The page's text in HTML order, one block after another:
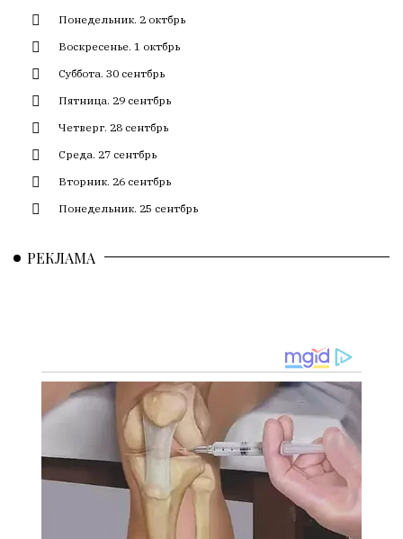
не
кромсает
их
не
искажает
смысл.
Мнение
редакции
обязательным
мнения
публикуются,
даже
принимаются
Понедельник. 2 октбрь
Воскресенье. 1 октбрь
Суббота. 30 сентбрь
Пятница. 29 сентбрь
Четверг. 28 сентбрь
Среда. 27 сентбрь
Вторник. 26 сентбрь
Понедельник. 25 сентбрь
РЕКЛАМА